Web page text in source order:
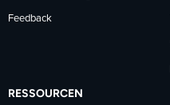
Feedback
RESSOURCEN